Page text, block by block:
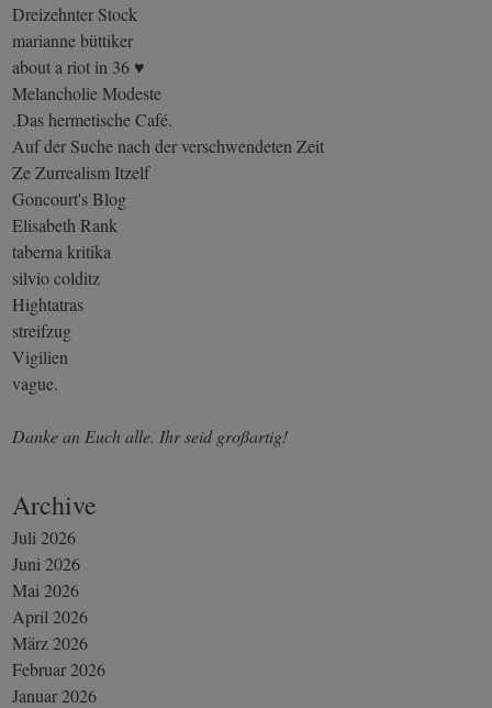
Dreizehnter Stock
marianne büttiker
about a riot in 36 ♥
Melancholie Modeste
.Das hermetische Café.
Auf der Suche nach der verschwendeten Zeit
Ze Zurrealism Itzelf
Goncourt's Blog
Elisabeth Rank
taberna kritika
silvio colditz
Hightatras
streifzug
Vigilien
vague.
Danke an Euch alle. Ihr seid großartig!
Archive
Juli 2026
Juni 2026
Mai 2026
April 2026
März 2026
Februar 2026
Januar 2026